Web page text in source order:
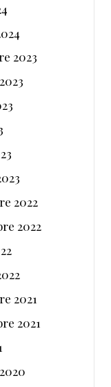
2023
2022
2022
2021
2021